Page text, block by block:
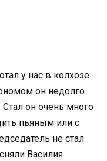
у нас в колхозе
он недолго.
он очень много
пьяным или с
не стал
Василия